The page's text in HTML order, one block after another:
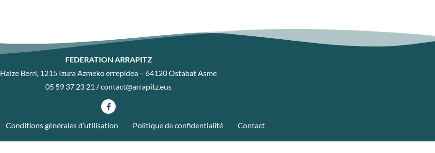
FEDERATION ARRAPITZ
Haize Berri, 1215 Izura Azmeko errepidea – 64120 Ostabat Asme
05 59 37 23 21 /contact@arrapitz.eus
Conditions générales d’utilisation Politique de confidentialité Contact